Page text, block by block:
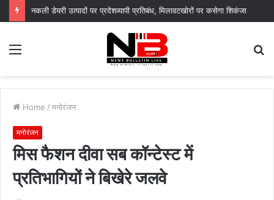
नगर आयुक्त के निर्देशों पर नगर निगम द्वारा सचिवालय परिसर में सब्जी पौधों का वितरण, “स्वच्छ दून–हरित दून” का दिया संदेश
Menu
Home / मनोरंजन
मनोरंजन
मिस फैशन दीवा सब कॉन्टेस्ट में
प्रतिभागियों ने बिखेरे जलवे